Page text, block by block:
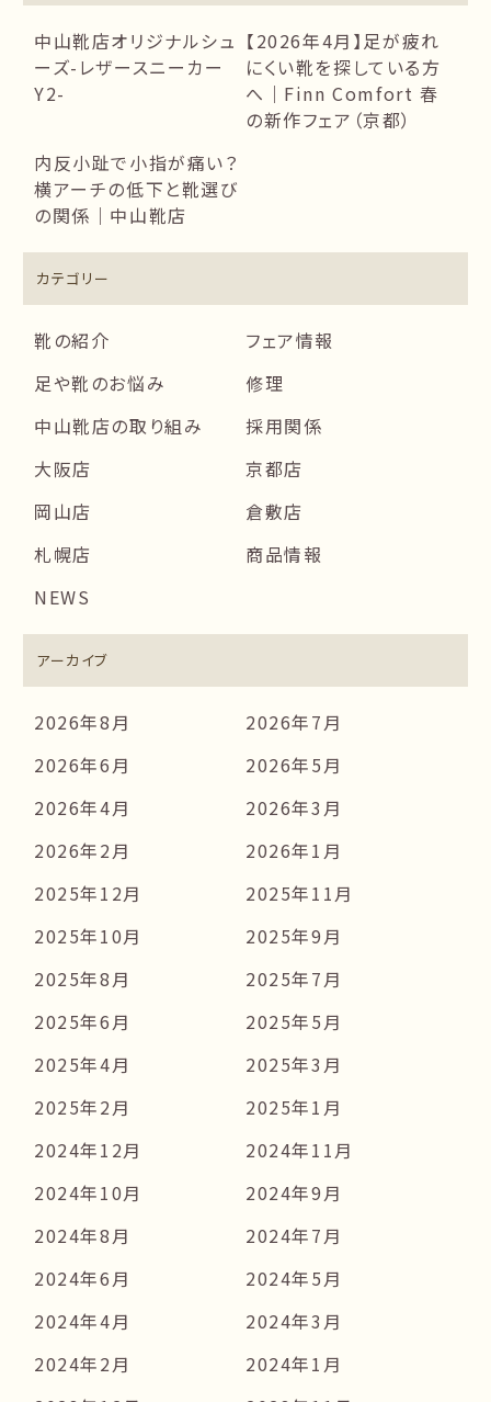
中山靴店オリジナルシュ
ーズ-レザースニーカー
Y2-
【2026年4月】足が疲れ
にくい靴を探している方
へ｜Finn Comfort 春
の新作フェア（京都）
内反小趾で小指が痛い？
横アーチの低下と靴選び
の関係｜中山靴店
カテゴリー
靴の紹介
フェア情報
足や靴のお悩み
修理
中山靴店の取り組み
採用関係
大阪店
京都店
岡山店
倉敷店
札幌店
商品情報
NEWS
アーカイブ
2026年8月
2026年7月
2026年6月
2026年5月
2026年4月
2026年3月
2026年2月
2026年1月
2025年12月
2025年11月
2025年10月
2025年9月
2025年8月
2025年7月
2025年6月
2025年5月
2025年4月
2025年3月
2025年2月
2025年1月
2024年12月
2024年11月
2024年10月
2024年9月
2024年8月
2024年7月
2024年6月
2024年5月
2024年4月
2024年3月
2024年2月
2024年1月